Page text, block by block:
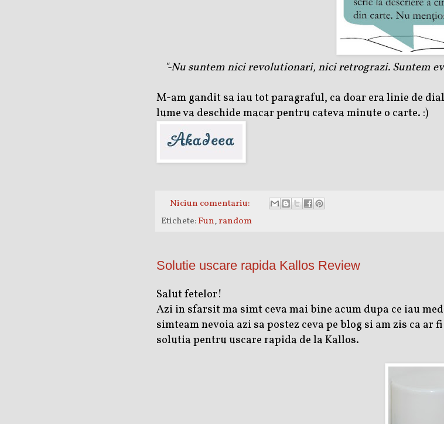
"-Nu suntem nici revolutionari, nici retrograzi. Suntem
M-am gandit sa iau tot paragraful, ca doar era linie de
lume va deschide macar pentru cateva minute o carte. :)
Niciun comentariu:
Etichete:Fun,random
Solutie uscare rapida Kallos Review
Salut fetelor!
Azi in sfarsit ma simt ceva mai bine acum dupa ce iau
simteam nevoia azi sa postez ceva pe blog si am zis ca
solutia pentru uscare rapida de la Kallos.